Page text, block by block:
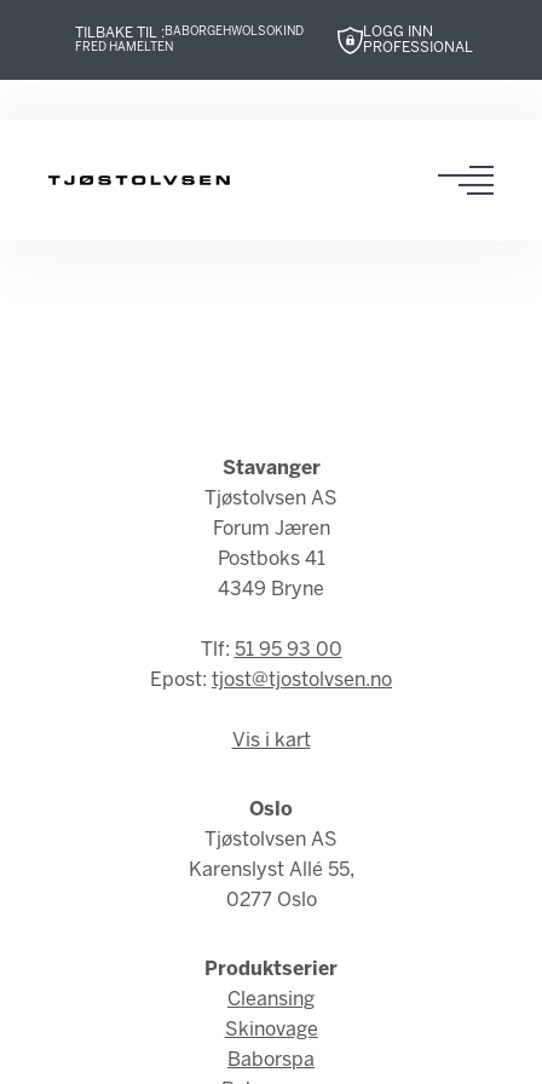
innhold
navigasjon
innhold
navigasjon
TILBAKE TIL :BABORGEHWOLSOKIND
FRED HAMELTEN
LOGG INN
PROFESSIONAL
Stavanger
Tjøstolvsen AS
Forum Jæren
Postboks 41
4349 Bryne
Tlf: 51 95 93 00
Epost: tjost@tjostolvsen.no
Vis i kart
Oslo
Tjøstolvsen AS
Karenslyst Allé 55,
0277 Oslo
Produktserier
Cleansing
Skinovage
Baborspa